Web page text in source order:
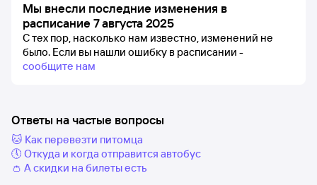
Мы внесли последние изменения в
расписание 7 августа 2025
С тех пор, насколько нам известно, изменений не
было. Если вы нашли ошибку в расписании -
сообщите нам
Ответы на частые вопросы
🐱 Как перевезти питомца
🕔 Откуда и когда отправится автобус
👛 А скидки на билеты есть